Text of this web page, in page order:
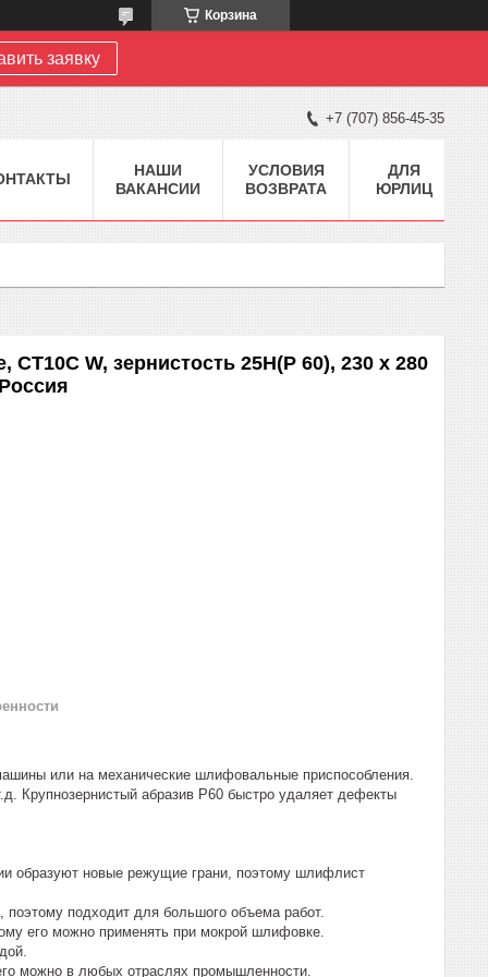
Корзина
заявку
+7 (707) 856-45-35
НАШИ
ВАКАНСИИ
УСЛОВИЯ
ВОЗВРАТА
ДЛЯ
ЮРЛИЦ
W, зернистость 25Н(P 60), 230 х 280
или на механические шлифовальные приспособления.
Крупнозернистый абразив Р60 быстро удаляет дефекты
образуют новые режущие грани, поэтому шлифлист
поэтому подходит для большого объема работ.
его можно применять при мокрой шлифовке.
можно в любых отраслях промышленности.